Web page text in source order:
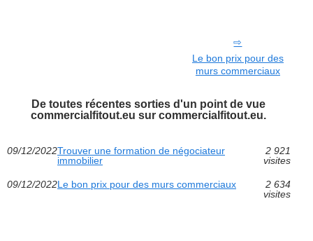
Le bon prix pour des
murs commerciaux
De toutes récentes sorties d'un point de vue
commercialfitout.eu sur commercialfitout.eu.
09/12/2022Trouver une formation de négociateur
immobilier
2 921
visites
09/12/2022Le bon prix pour des murs commerciaux
2 634
visites